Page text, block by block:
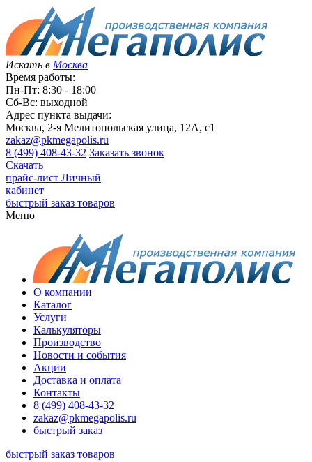
Искать в Москва
Время работы:
Пн-Пт: 8:30 - 18:00
Сб-Вс: выходной
Адрес пункта выдачи:
Москва, 2-я Мелитопольская улица, 12А, с1
zakaz@pkmegapolis.ru
8 (499) 408-43-32 Заказать звонок
Скачать
прайс-лист Личный
кабинет
быстрый заказ товаров
Меню
О компании
Каталог
Услуги
Калькуляторы
Производство
Новости и события
Акции
Доставка и оплата
Контакты
8 (499) 408-43-32
zakaz@pkmegapolis.ru
быстрый заказ
быстрый заказ товаров